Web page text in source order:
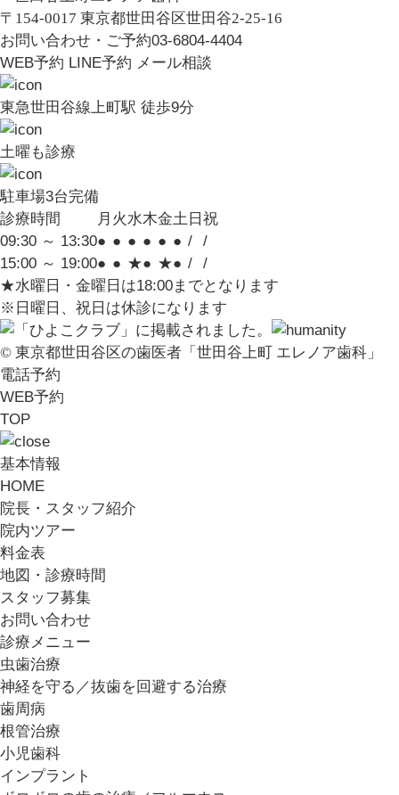
〒154-0017 東京都世田谷区世田谷2-25-16
お問い合わせ・ご予約03-6804-4404
WEB予約 LINE予約 メール相談
東急世田谷線上町駅 徒歩9分
土曜も診療
駐車場3台完備
診療時間
月 火水木金土 日 祝
09:30 ～ 13:30● ● ● ● ● ● /
/
15:00 ～ 19:00● ● ★● ★● /
/
★水曜日・金曜日は18:00までとなります
※日曜日、祝日は休診になります
© 東京都世田谷区の歯医者「世田谷上町 エレノア歯科」
電話予約
WEB予約
TOP
基本情報
HOME
院長・スタッフ紹介
院内ツアー
料金表
地図・診療時間
スタッフ募集
お問い合わせ
診療メニュー
虫歯治療
神経を守る／抜歯を回避する治療
歯周病
根管治療
小児歯科
インプラント